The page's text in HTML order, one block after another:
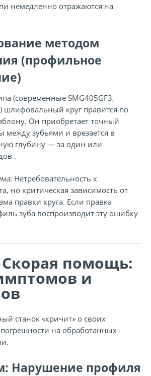
немедленно отражаются на
методом
(профильное
(современные SMG405GF3,
шлифовальный круг правится по
Он приобретает точный
зубьями и врезается в
глубину — за один или
.
Нетребовательность к
но критическая зависимость от
правки круга. Если правка
зуба воспроизводит эту ошибку
Скорая помощь:
и
станок «кричит» о своих
на обработанных
Нарушение профиля